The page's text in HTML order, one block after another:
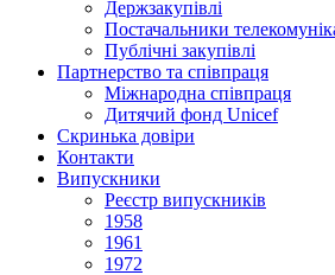
Держзакупiвлi
Постачальники
Публічні закупівлі
Партнерство та співпраця
Міжнародна співпраця
Дитячий фонд Unicef
Скринька довіри
Контакти
Випускники
Реєстр випускників
1958
1961
1972